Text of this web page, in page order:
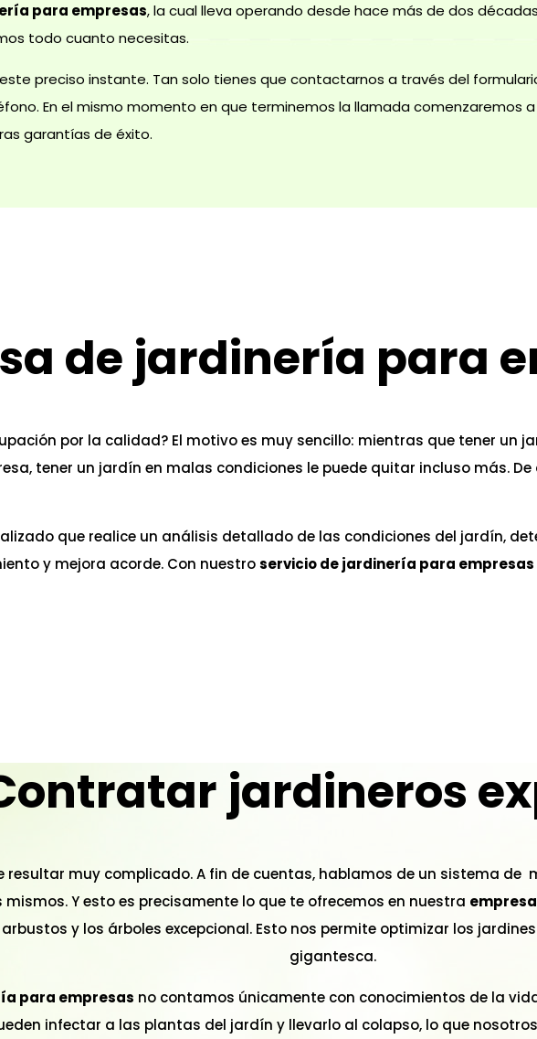
para empresas, la cual lleva operando desde hace más de dos
todo cuanto necesitas.
preciso instante. Tan solo tienes que contactarnos a través del
En el mismo momento en que terminemos la llamada comenzaremos
garantías de éxito.
de jardinería para
por la calidad? El motivo es muy sencillo: mientras que tener un
tener un jardín en malas condiciones le puede quitar incluso más.
que realice un análisis detallado de las condiciones del jardín,
y mejora acorde. Con nuestroservicio de jardinería para empresas
jardineros
resultar muy complicado. A fin de cuentas, hablamos de un sistema de
Y esto es precisamente lo que te ofrecemos en nuestra
y los árboles excepcional. Esto nos permite optimizar los
gigantesca.
para empresas no contamos únicamente con conocimientos de la
infectar a las plantas del jardín y llevarlo al colapso, lo que